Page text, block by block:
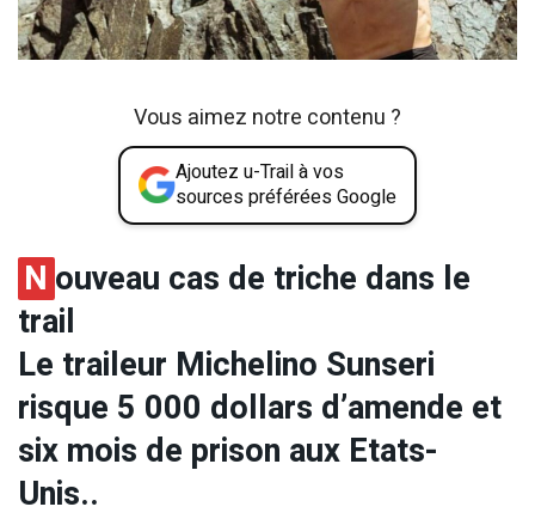
Vous aimez notre contenu ?
Ajoutez u-Trail à vos
sources préférées Google
N ouveau cas de triche dans le
trail
Le traileur Michelino Sunseri
risque 5 000 dollars d’amende et
six mois de prison aux Etats-
Unis..